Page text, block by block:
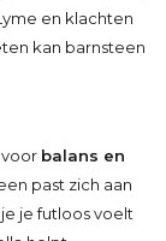
en klachten
kan barnsteen
balans en
past zich aan
je futloos voelt